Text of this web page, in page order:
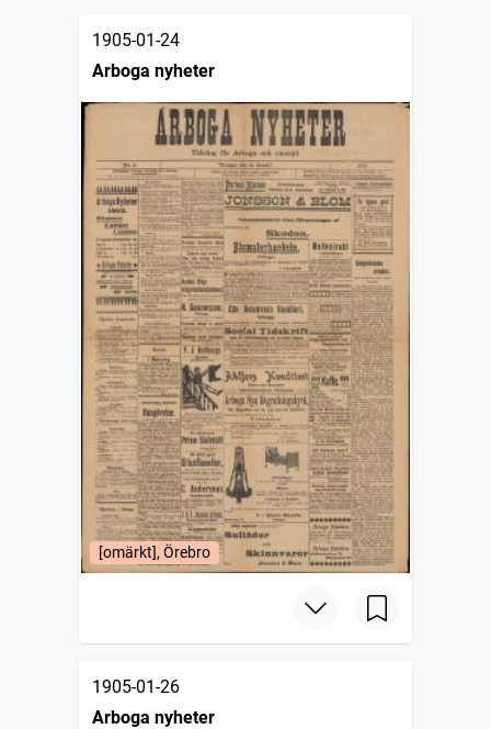
1905-01-24
Arboga nyheter
[omärkt], Örebro
1905-01-26
Arboga nyheter